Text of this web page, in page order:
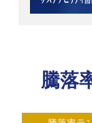
騰落